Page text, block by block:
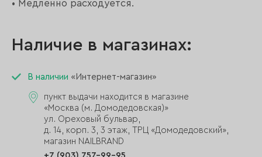
• Медленно расходуется.
Наличие в магазинах:
В наличии «Интернет-магазин»
пункт выдачи находится в магазине
«Москва (м. Домодедовская)»
ул. Ореховый бульвар,
д. 14, корп. 3, 3 этаж, ТРЦ «Домодедовский»,
магазин NAILBRAND